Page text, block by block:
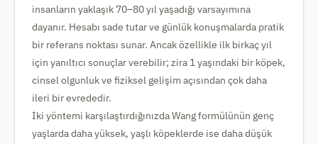
insanların yaklaşık 70–80 yıl yaşadığı varsayımına
dayanır. Hesabı sade tutar ve günlük konuşmalarda pratik
bir referans noktası sunar. Ancak özellikle ilk birkaç yıl
için yanıltıcı sonuçlar verebilir; zira 1 yaşındaki bir köpek,
cinsel olgunluk ve fiziksel gelişim açısından çok daha
ileri bir evrededir.
İki yöntemi karşılaştırdığınızda Wang formülünün genç
yaşlarda daha yüksek, yaşlı köpeklerde ise daha düşük